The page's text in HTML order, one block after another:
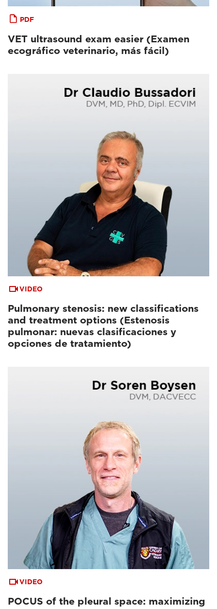
PDF
VET ultrasound exam easier (Examen
ecográfico veterinario, más fácil)
VIDEO
Pulmonary stenosis: new classifications
and treatment options (Estenosis
pulmonar: nuevas clasificaciones y
opciones de tratamiento)
VIDEO
POCUS of the pleural space: maximizing